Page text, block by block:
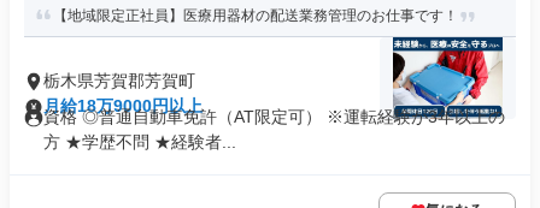
【地域限定正社員】医療用器材の配送業務管理のお仕事です！
栃木県芳賀郡芳賀町
月給18万9000円以上
資格 ◎普通自動車免許（AT限定可） ※運転経験が3年以上の
方 ★学歴不問 ★経験者...